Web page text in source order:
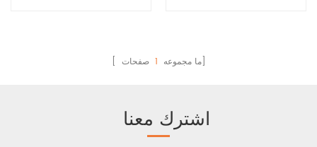
وتأثير فريد للضوء والظل ، ويمكن
[ ما مجموعه 1 صفحات]
اشترك معنا